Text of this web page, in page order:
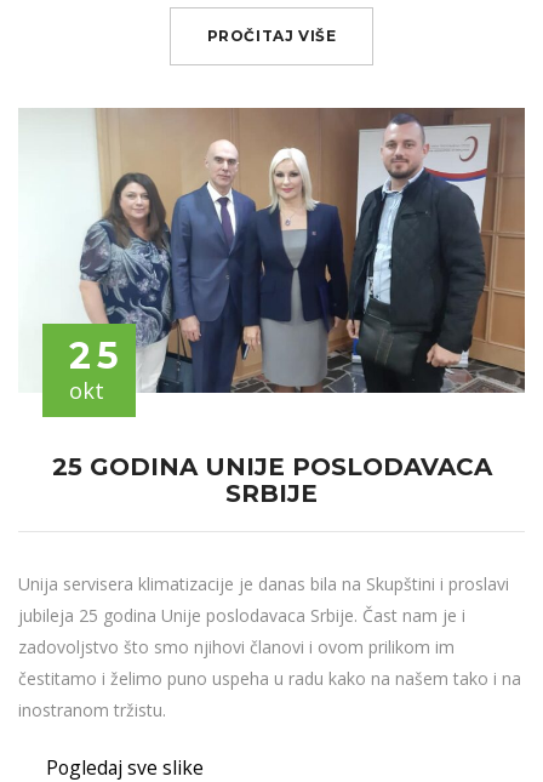
PROČITAJ VIŠE
25
okt
25 GODINA UNIJE POSLODAVACA
SRBIJE
Unija servisera klimatizacije je danas bila na Skupštini i proslavi
jubileja 25 godina Unije poslodavaca Srbije. Čast nam je i
zadovoljstvo što smo njihovi članovi i ovom prilikom im
čestitamo i želimo puno uspeha u radu kako na našem tako i na
inostranom tržistu.
Pogledaj sve slike